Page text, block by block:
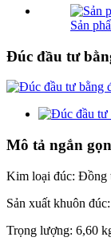
Sản
Đúc đầu tư
Mô tả ngắn
Kim loại đúc: Đồng
Sản xuất khuôn
Trọng lượng: 6,60